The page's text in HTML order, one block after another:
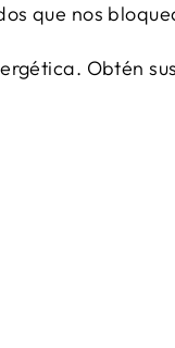
que nos
Obtén